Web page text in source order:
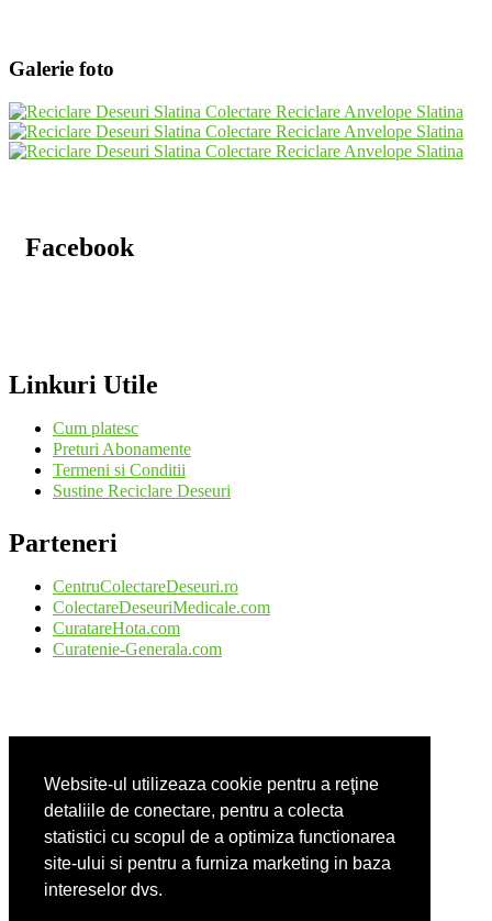
Website-ul utilizeaza cookie pentru a reţine
detaliile de conectare, pentru a colecta
statistici cu scopul de a optimiza functionarea
site-ului si pentru a furniza marketing in baza
intereselor dvs.
Galerie foto
Facebook
Linkuri Utile
Cum platesc
Preturi Abonamente
Termeni si Conditii
Sustine Reciclare Deseuri
Parteneri
CentruColectareDeseuri.ro
ColectareDeseuriMedicale.com
CuratareHota.com
Curatenie-Generala.com
Spalatorie-Curatatorie.com
Spalatorie-Curatatorie.ro